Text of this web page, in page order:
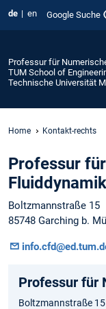
de en Google Suche
Professur für
TUM School of
Technische Universität
Home Kontakt-rechts
Professur
Fluiddynamik
Boltzmannstraße 15
85748 Garching b.
Professur für
Boltzmannstraße 15